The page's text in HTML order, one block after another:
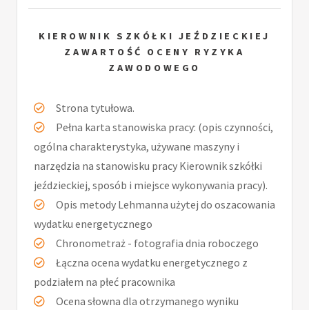
KIEROWNIK SZKÓŁKI JEŹDZIECKIEJ
ZAWARTOŚĆ OCENY RYZYKA
ZAWODOWEGO
Strona tytułowa.
Pełna karta stanowiska pracy: (opis czynności,
ogólna charakterystyka, używane maszyny i
narzędzia na stanowisku pracy Kierownik szkółki
jeździeckiej, sposób i miejsce wykonywania pracy).
Opis metody Lehmanna użytej do oszacowania
wydatku energetycznego
Chronometraż - fotografia dnia roboczego
Łączna ocena wydatku energetycznego z
podziałem na płeć pracownika
Ocena słowna dla otrzymanego wyniku